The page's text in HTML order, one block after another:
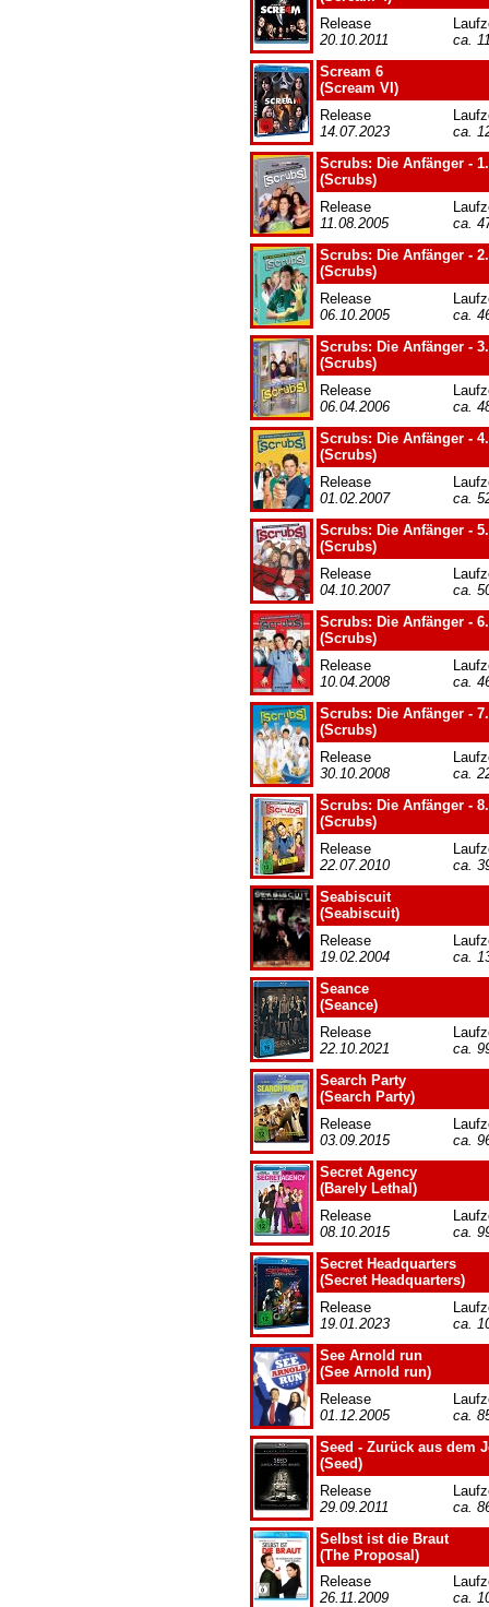
Release
20.10.2011
ca.
Scream 6
(Scream VI)
Release
14.07.2023
ca.
Scrubs: Die Anfänger -
(Scrubs)
Release
11.08.2005
ca.
Scrubs: Die Anfänger -
(Scrubs)
Release
06.10.2005
ca.
Scrubs: Die Anfänger -
(Scrubs)
Release
06.04.2006
ca.
Scrubs: Die Anfänger -
(Scrubs)
Release
01.02.2007
ca.
Scrubs: Die Anfänger -
(Scrubs)
Release
04.10.2007
ca.
Scrubs: Die Anfänger -
(Scrubs)
Release
10.04.2008
ca.
Scrubs: Die Anfänger -
(Scrubs)
Release
30.10.2008
ca.
Scrubs: Die Anfänger -
(Scrubs)
Release
22.07.2010
ca.
Seabiscuit
(Seabiscuit)
Release
19.02.2004
ca.
Seance
(Seance)
Release
22.10.2021
ca.
Search Party
(Search Party)
Release
03.09.2015
ca.
Secret Agency
(Barely Lethal)
Release
08.10.2015
ca.
Secret Headquarters
(Secret Headquarters)
Release
19.01.2023
ca.
See Arnold run
(See Arnold run)
Release
01.12.2005
ca.
Seed - Zurück aus dem
(Seed)
Release
29.09.2011
ca.
Selbst ist die Braut
(The Proposal)
Release
26.11.2009
ca.